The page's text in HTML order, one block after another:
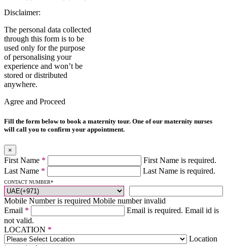
Disclaimer:
The personal data collected
through this form is to be
used only for the purpose
of personalising your
experience and won’t be
stored or distributed
anywhere.
Agree and Proceed
Fill the form below to book a maternity tour. One of our maternity nurses
will call you to confirm your appointment.
×
First Name *
First Name is required.
Last Name * Last Name is required.
CONTACT NUMBER*
Mobile Number is required Mobile number invalid
Email * Email is required. Email id is
not valid.
LOCATION *
Location